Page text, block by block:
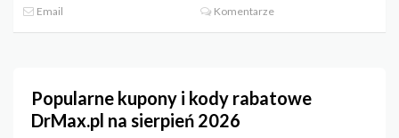
Email
Komentarze
Popularne kupony i kody rabatowe
DrMax.pl na sierpień 2026